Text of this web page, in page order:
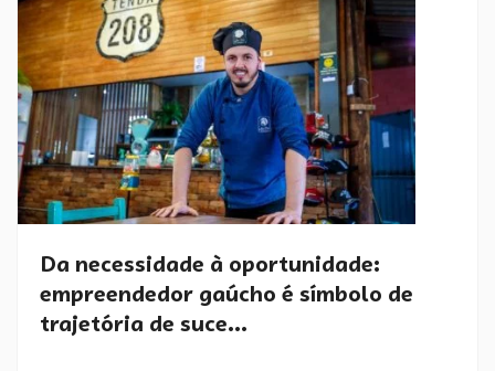
Da necessidade à oportunidade:
empreendedor gaúcho é símbolo de
trajetória de suce...